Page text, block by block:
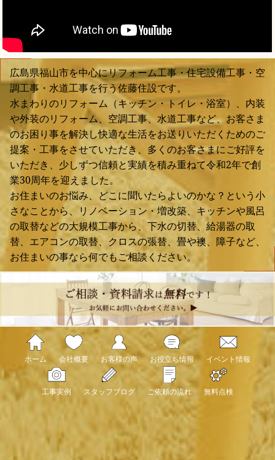
広島県福山市を中心にリフォーム工事・住宅設備工事・空
調工事・水道工事を行う佐藤住設です。
水まわりのリフォーム（キッチン・トイレ・浴室）、内装
や外装のリフォーム、空調工事、水道工事など、お客さま
のお困り事を解決し快適な生活をお送りいただくためのご
提案・工事をさせていただき、多くのお客さまにご好評を
いただき、少しずつ信頼と実績を積み重ねて令和2年で創
業30周年を迎えました。
お住まいのお悩み、どこに聞いたらよいのかな？という小
さなことから、リノベーション・増改築、キッチンや風呂
の取替などの大規模工事から、下水の切替、給湯器の取
替、エアコンの取替、クロスの張替、畳や襖、障子など、
お住まいの事なら何でもご相談ください。
ホーム 会社概要 お客様の声 お役立ち情報 イベント情報
工事実例 スタッフブログ ご依頼の流れ 無料点検